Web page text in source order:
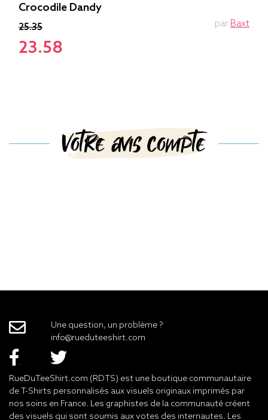
Crocodile Dandy
25.35
23.58
par Baxt
Votre avis compte
Une question, un problème ?
info@rueduteeshirt.com
RueDuTeeShirt.com (RDTS) est une boutique communautaire
de T-Shirts personnalisés aux visuels originaux imprimés par
nos soins en France. Les graphistes de la communauté créent
des visuels qui sont soumis aux votes des internautes. Les